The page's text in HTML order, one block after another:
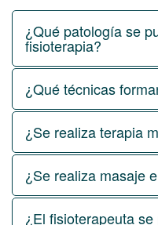
¿Qué patología se
fisioterapia?
¿Qué técnicas
¿Se realiza terapia
¿Se realiza masaje
¿El fisioterapeuta